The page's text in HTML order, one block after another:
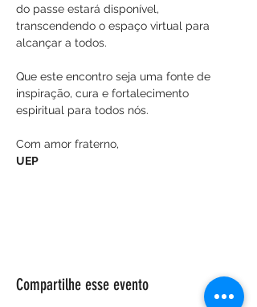
do passe estará disponível,
transcendendo o espaço virtual para
alcançar a todos.
Que este encontro seja uma fonte de
inspiração, cura e fortalecimento
espiritual para todos nós.
Com amor fraterno,
UEP
Compartilhe esse evento